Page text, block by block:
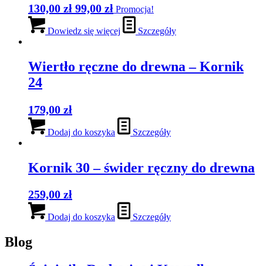
130,00 zł Pierwotna
wynosiła:
99,00 złAktualna
cena
wynosi:
Promocja!
Dowiedz się więcej Szczegóły
Wiertło ręczne do drewna – Kornik
24
179,00 zł
Dodaj do koszyka Szczegóły
Kornik 30 – świder ręczny do drewna
259,00 zł
Dodaj do koszyka Szczegóły
Blog